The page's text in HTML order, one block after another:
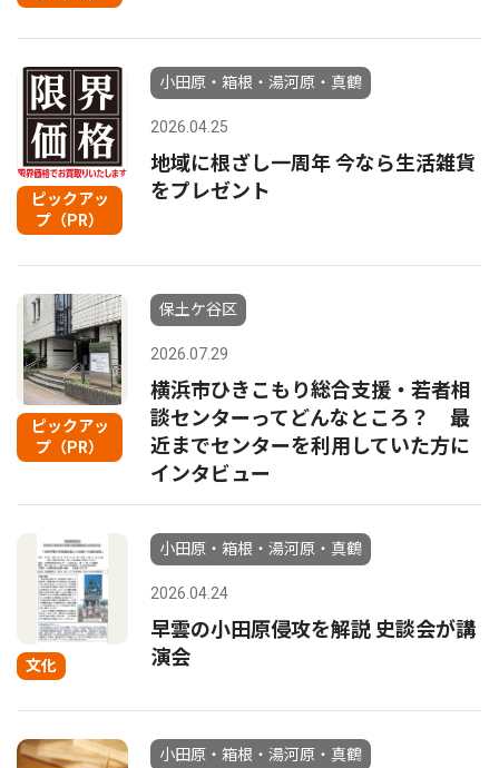
ピックアッ
プ（PR）
小田原・箱根・湯河原・真鶴
2026.04.25
地域に根ざし一周年 今なら生活雑貨
をプレゼント
ピックアッ
プ（PR）
保土ケ谷区
2026.07.29
横浜市ひきこもり総合支援・若者相
談センターってどんなところ？ 最
近までセンターを利用していた方に
インタビュー
文化
小田原・箱根・湯河原・真鶴
2026.04.24
早雲の小田原侵攻を解説 史談会が講
演会
小田原・箱根・湯河原・真鶴